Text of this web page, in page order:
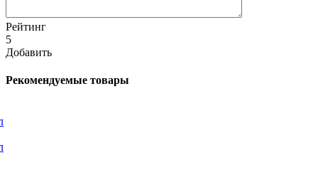
Рейтинг
5
Добавить
Рекомендуемые товары